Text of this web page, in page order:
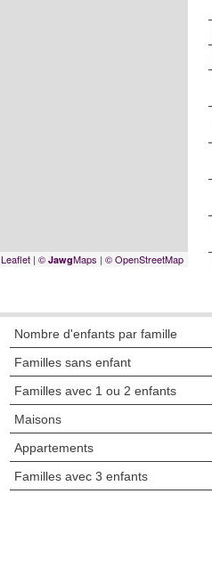
Leaflet | © JawgMaps | © OpenStreetMap
Nombre d'enfants par famille
Familles sans enfant
Familles avec 1 ou 2 enfants
Maisons
Appartements
Familles avec 3 enfants